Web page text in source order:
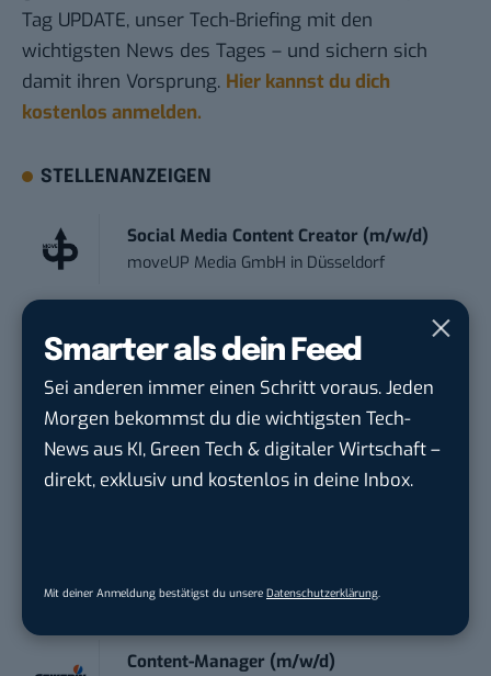
Smarter als dein Feed
Sei anderen immer einen Schritt voraus. Jeden
Morgen bekommst du die wichtigsten Tech-
News aus KI, Green Tech & digitaler Wirtschaft –
direkt, exklusiv und kostenlos in deine Inbox.
Mit deiner Anmeldung bestätigst du unsere Datenschutzerklärung
Tag UPDATE, unser Tech-Briefing mit den
wichtigsten News des Tages – und sichern sich
damit ihren Vorsprung. Hier kannst du dich
kostenlos anmelden.
STELLENANZEIGEN
Social Media Content Creator (m/w/d)
moveUP Media GmbH in Düsseldorf
touristische...
trendtours Holding GmbHinEschborn
Content Creator (m/w/d)
OAS AGin Bremen
meap GmbHinWitten
Content-Manager (m/w/d)